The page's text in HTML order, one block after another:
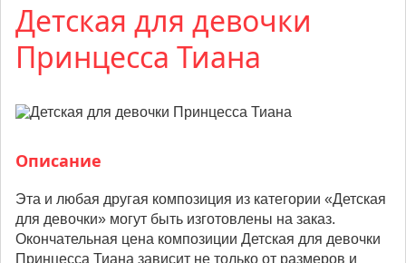
Детская для девочки
Принцесса Тиана
Описание
Эта и любая другая композиция из категории «Детская
для девочки» могут быть изготовлены на заказ.
Окончательная цена композиции Детская для девочки
Принцесса Тиана зависит не только от размеров и